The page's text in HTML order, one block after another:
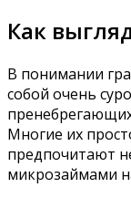
Как
В понимании
собой очень
Многие их
предпочитают
микрозаймами